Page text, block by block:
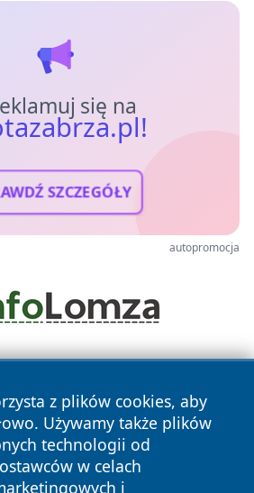
się na
SZCZEGÓŁY
autopromocja
z plików cookies, aby
Używamy także plików
technologii od
w celach
i
Wszystkie prawa